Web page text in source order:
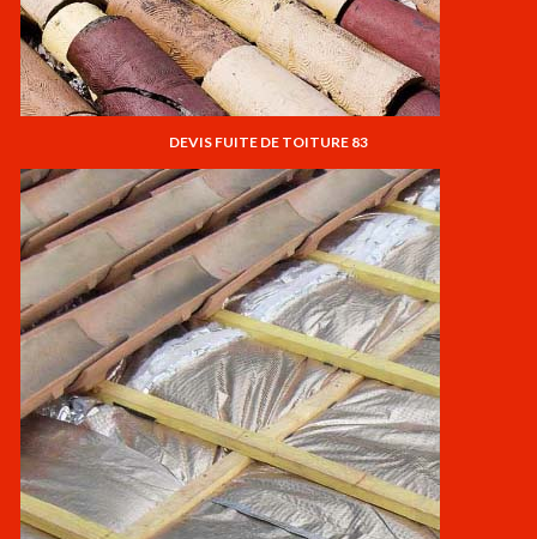
DEVIS FUITE DE TOITURE 83